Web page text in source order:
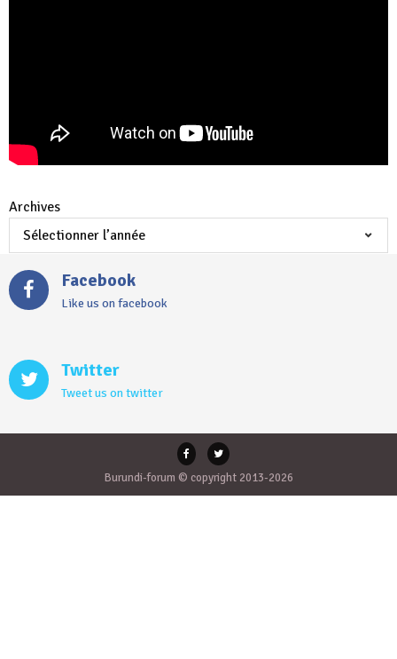
Archives
Facebook
Like us on facebook
Twitter
Tweet us on twitter
Burundi-forum © copyright 2013-2026